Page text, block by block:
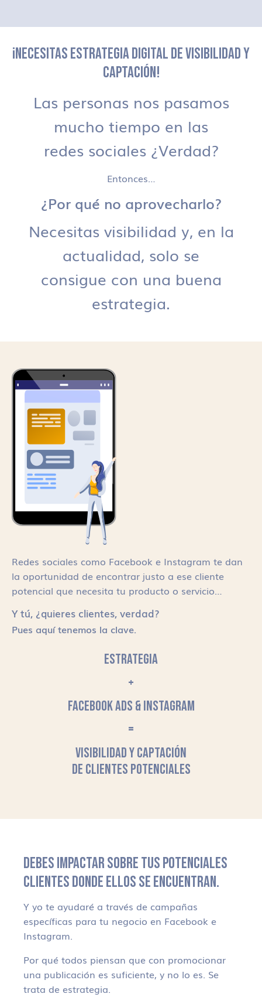
¡NECESITAS ESTRATEGIA DIGITAL DE VISIBILIDAD Y
CAPTACIÓN!
Las personas nos pasamos
mucho tiempo en las
redes sociales ¿Verdad?
Entonces…
¿Por qué no aprovecharlo?
Necesitas visibilidad y, en la
actualidad, solo se
consigue con una buena
estrategia.
Redes sociales como Facebook e Instagram te dan
la oportunidad de encontrar justo a ese cliente
potencial que necesita tu producto o servicio…
Y tú, ¿quieres clientes, verdad?
Pues aquí tenemos la clave.
ESTRATEGIA
+
FACEBOOK ADS & INSTAGRAM
=
VISIBILIDAD Y CAPTACIÓN
DE CLIENTES POTENCIALES
DEBES IMPACTAR SOBRE TUS POTENCIALES
CLIENTES DONDE ELLOS SE ENCUENTRAN.
Y yo te ayudaré a través de campañas
específicas para tu negocio en Facebook e
Instagram.
Por qué todos piensan que con promocionar
una publicación es suficiente, y no lo es. Se
trata de estrategia.